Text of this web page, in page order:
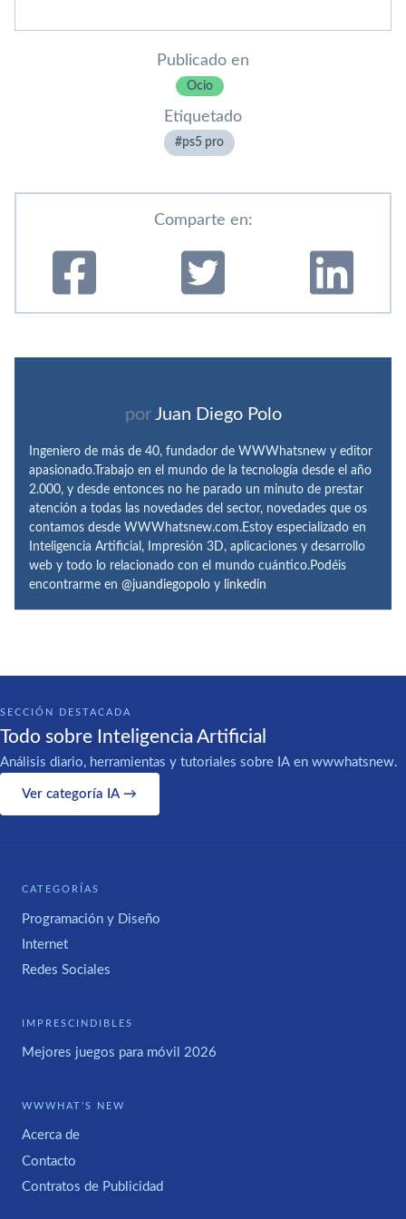
Publicado en
Ocio
Etiquetado
ps5 pro
Comparte en:
por Juan Diego Polo
Ingeniero de más de 40, fundador de WWWhatsnew y editor
apasionado.Trabajo en el mundo de la tecnología desde el año
2.000, y desde entonces no he parado un minuto de prestar
atención a todas las novedades del sector, novedades que os
contamos desde WWWhatsnew.com.Estoy especializado en
Inteligencia Artificial, Impresión 3D, aplicaciones y desarrollo
web y todo lo relacionado con el mundo cuántico.Podéis
encontrarme en @juandiegopolo y linkedin
SECCIÓN DESTACADA
Todo sobre Inteligencia Artificial
Análisis diario, herramientas y tutoriales sobre IA en wwwhatsnew.
Ver categoría IA →
CATEGORÍAS
Programación y Diseño
Internet
Redes Sociales
IMPRESCINDIBLES
Mejores juegos para móvil 2026
WWWHAT'S NEW
Acerca de
Contacto
Contratos de Publicidad